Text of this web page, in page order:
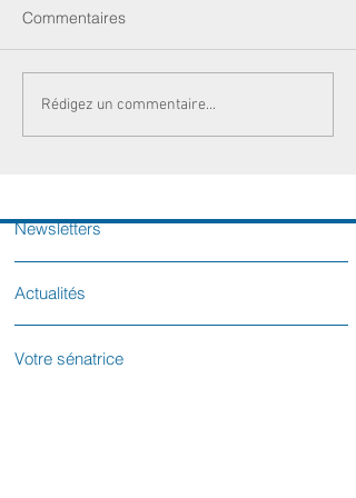
Commentaires
Rédigez un commentaire...
Newsletters
Actualités
Votre sénatrice